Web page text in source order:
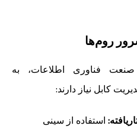
روم‌ها
فناوری اطلاعات، به
کابل نیاز دارند:
استفاده از سینی